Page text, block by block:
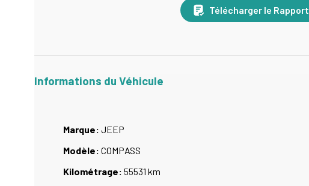
Télécharger le Rapport
Informations du Véhicule
Marque: JEEP
Modèle: COMPASS
Kilométrage: 55531 km